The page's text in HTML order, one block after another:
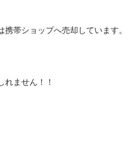
帯ショップへ売却しています。
れません！！